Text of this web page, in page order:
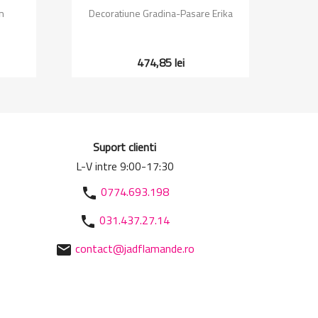
Vizualizare rapida
Decoratiune Gradina-Pasare Erika
474,85 lei
Suport clienti
L-V intre 9:00-17:30
phone 0774.693.198
phone 031.437.27.14
mail contact@jadflamande.ro